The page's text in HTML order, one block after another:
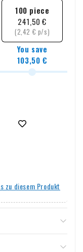
Egal, ob Sie
anschließen
die Sie
100 piece
241,50 €
(2,42 € p/s)
You save
103,50 €
zu diesem Produkt